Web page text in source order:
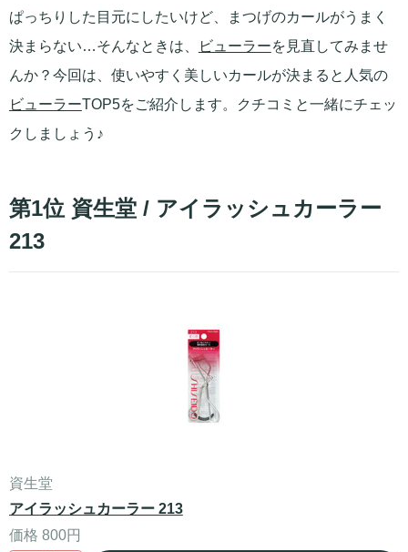
ぱっちりした目元にしたいけど、まつげのカールがうまく
決まらない…そんなときは、
ビューラーを見直してみませ
んか？今回は、使いやすく美しいカールが決まると人気の
ビューラーTOP5をご紹介します。クチコミと一緒にチェッ
クしましょう♪
第1位 資生堂 / アイラッシュカーラー
213
資生堂
アイラッシュカーラー 213
価格 800円